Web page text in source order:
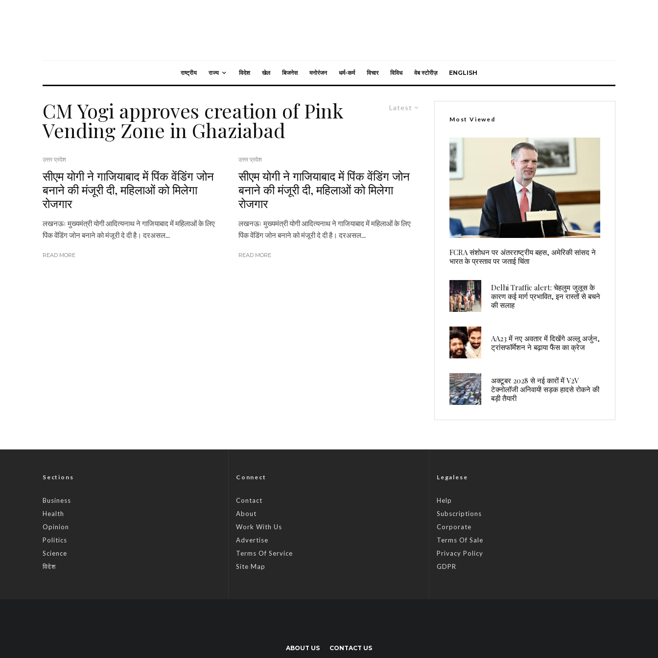
राष्ट्रीय राज्य विदेश खेल बिजनेस मनोरंजन धर्म-कर्म विचार विविध वेब स्टोरीज़ ENGLISH
Latest
CM Yogi approves creation of Pink
Vending Zone in Ghaziabad
उत्तर प्रदेश
सीएम योगी ने गाजियाबाद में पिंक वेंडिंग जोन
बनाने की मंजूरी दी, महिलाओं को मिलेगा
रोजगार
लखनऊः मुख्यमंत्री योगी आदित्यनाथ ने गाजियाबाद में महिलाओं के लिए
पिंक वेंडिंग जोन बनाने को मंजूरी दे दी है। दरअसल...
READ MORE
उत्तर प्रदेश
सीएम योगी ने गाजियाबाद में पिंक वेंडिंग जोन
बनाने की मंजूरी दी, महिलाओं को मिलेगा
रोजगार
लखनऊः मुख्यमंत्री योगी आदित्यनाथ ने गाजियाबाद में महिलाओं के लिए
पिंक वेंडिंग जोन बनाने को मंजूरी दे दी है। दरअसल...
READ MORE
Most Viewed
FCRA संशोधन पर अंतरराष्ट्रीय बहस, अमेरिकी सांसद ने
भारत के प्रस्ताव पर जताई चिंता
Delhi Traffic alert: चेहलुम जुलूस के
कारण कई मार्ग प्रभावित, इन रास्तों से बचने
की सलाह
AA23 में नए अवतार में दिखेंगे अल्लू अर्जुन,
ट्रांसफॉर्मेशन ने बढ़ाया फैंस का क्रेज
अक्टूबर 2028 से नई कारों में V2V
टेक्नोलॉजी अनिवार्य! सड़क हादसे रोकने की
बड़ी तैयारी
Sections
Business
Health
Opinion
Politics
Science
विदेश
Connect
Contact
About
Work With Us
Advertise
Terms Of Service
Site Map
Legalese
Help
Subscriptions
Corporate
Terms Of Sale
Privacy Policy
GDPR
ABOUT US CONTACT US